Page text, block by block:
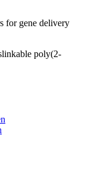
for gene delivery
poly(2-